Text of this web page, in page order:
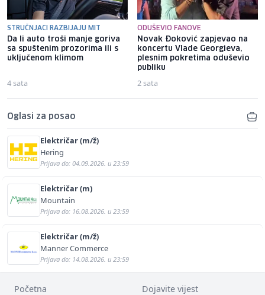
STRUČNJACI RAZBIJAJU MIT
Da li auto troši manje goriva
sa spuštenim prozorima ili s
uključenom klimom
4 sata
ODUŠEVIO FANOVE
Novak Đoković zapjevao na
koncertu Vlade Georgieva,
plesnim pokretima oduševio
publiku
2 sata
Oglasi za posao
Električar (m/ž)
Hering
Prijava do: 04.09.2026. u 23:59
Električar (m)
Mountain
Prijava do: 16.08.2026. u 23:59
Električar (m/ž)
Manner Commerce
Prijava do: 14.08.2026. u 23:59
Početna Dojavite vijest